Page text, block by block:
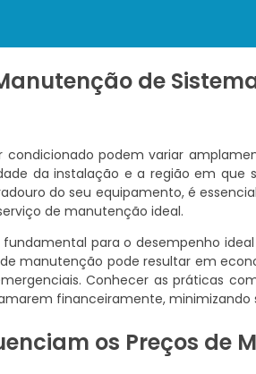
de
podem variar
da instalação e a região em que
do seu equipamento, é
de manutenção ideal.
para o desempenho
manutenção pode resultar em
Conhecer as práticas
financeiramente, minimizando
os Preços de